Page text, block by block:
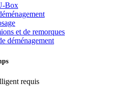
Box
et de remorques
déménagement
requis